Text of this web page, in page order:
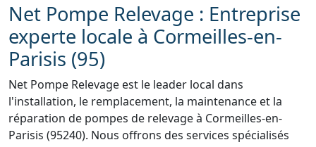
Net Pompe Relevage : Entreprise
experte locale à Cormeilles-en-
Parisis (95)
Net Pompe Relevage est le leader local dans
l'installation, le remplacement, la maintenance et la
réparation de pompes de relevage à Cormeilles-en-
Parisis (95240). Nous offrons des services spécialisés